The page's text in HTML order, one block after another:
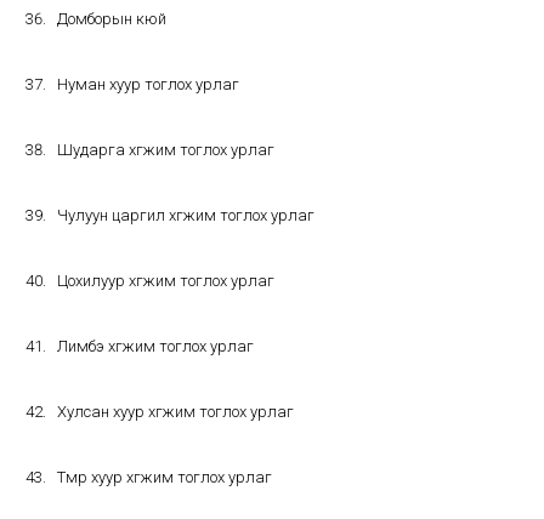
Домборын кюй
Нуман хуур тоглох урлаг
Шударга хөгжим тоглох урлаг
Чулуун царгил хөгжим тоглох урлаг
Цохилуур хөгжим тоглох урлаг
Лимбэ хөгжим тоглох урлаг
Хулсан хуур хөгжим тоглох урлаг
Төмөр хуур хөгжим тоглох урлаг